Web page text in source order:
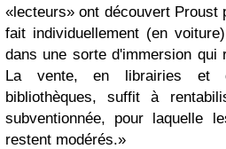
«lecteurs» ont découvert Proust
fait individuellement (en
dans une sorte d'immersion qui
La vente, en librairies et
bibliothèques, suffit à
subventionnée, pour laquelle
restent modérés.»